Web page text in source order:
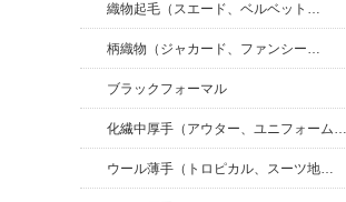
織物起毛（スエード、ベルベット…
柄織物（ジャカード、ファンシー…
ブラックフォーマル
化繊中厚手（アウター、ユニフォーム…
ウール薄手（トロピカル、スーツ地…